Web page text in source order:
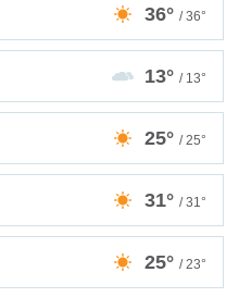
36° / 36°
13° / 13°
25° / 25°
31° / 31°
25° / 23°